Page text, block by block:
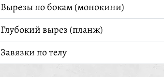
Вырезы по бокам (монокини)
Глубокий вырез (планж)
Завязки по телу